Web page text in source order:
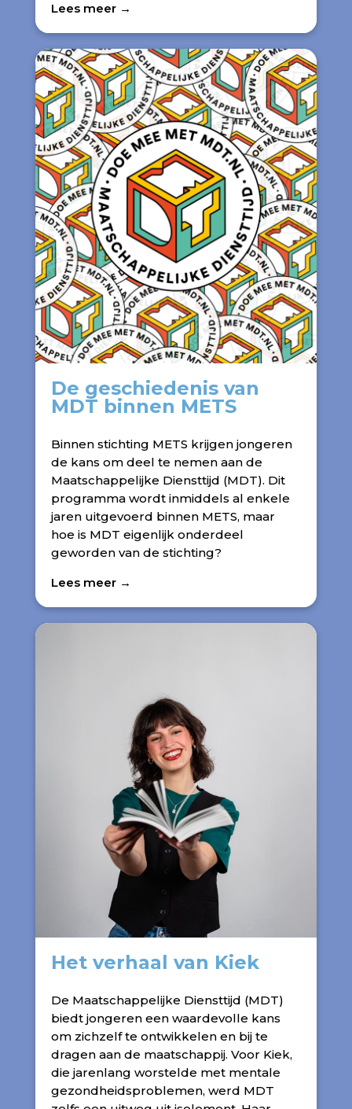
Lees meer →
De geschiedenis van
MDT binnen METS
Binnen stichting METS krijgen jongeren
de kans om deel te nemen aan de
Maatschappelijke Diensttijd (MDT). Dit
programma wordt inmiddels al enkele
jaren uitgevoerd binnen METS, maar
hoe is MDT eigenlijk onderdeel
geworden van de stichting?
Lees meer →
Het verhaal van Kiek
De Maatschappelijke Diensttijd (MDT)
biedt jongeren een waardevolle kans
om zichzelf te ontwikkelen en bij te
dragen aan de maatschappij. Voor Kiek,
die jarenlang worstelde met mentale
gezondheidsproblemen, werd MDT